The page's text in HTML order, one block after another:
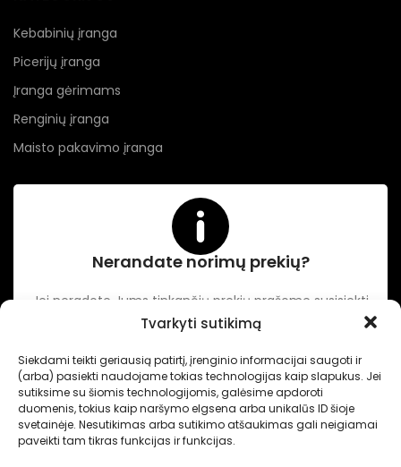
Tvarkyti sutikimą
Siekdami teikti geriausią patirtį, įrenginio informacijai saugoti ir
(arba) pasiekti naudojame tokias technologijas kaip slapukus. Jei
sutiksime su šiomis technologijomis, galėsime apdoroti
duomenis, tokius kaip naršymo elgsena arba unikalūs ID šioje
svetainėje. Nesutikimas arba sutikimo atšaukimas gali neigiamai
paveikti tam tikras funkcijas ir funkcijas.
Kebabinių įranga
Picerijų įranga
Įranga gėrimams
Renginių įranga
Maisto pakavimo įranga
Nerandate norimų prekių?
Jei neradote Jums tinkančių prekių prašome susisiekti
kontaktuose nurodytu tel. numeriu arba el. paštu.
Intertechnika Sukurta pagal užsakymą-Dominykas Vitkauskas.
Internetinių svetainių sprendimai